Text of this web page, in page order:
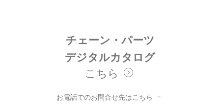
チェーン・パーツ
デジタルカタログ
こちら
お電話でのお問合せ先はこちら